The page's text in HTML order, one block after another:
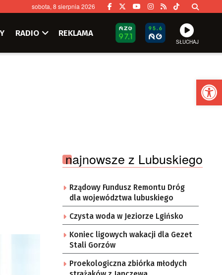
sobota, 8 sierpnia 2026
RADIO REKLAMA
SŁUCHAJ
najnowsze z Lubuskiego
Rządowy Fundusz Remontu Dróg
dla województwa lubuskiego
Czysta woda w Jeziorze Lgińsko
Koniec ligowych wakacji dla Gezet
Stali Gorzów
Proekologiczna zbiórka młodych